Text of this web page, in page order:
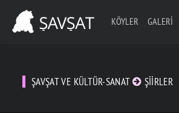
KÖYLER GALERI
ŞAVŞAT VE KÜLTÜR-SANAT ŞIIRLER